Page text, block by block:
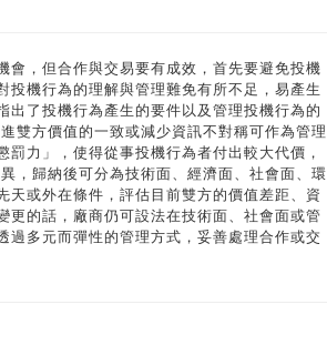
，但合作與交易要有成效，首先要避免投機
機行為的理解與管理難免有所不足，易產生
了投機行為產生的要件以及管理投機行為的
雙方價值的一致或減少資訊不對稱可作為管理
力」，使得從事投機行為者付出較大代價，
，歸納後可分為技術面、經濟面、社會面、環
或外在條件，評估目前雙方的價值差距、資
的話，廠商仍可設法在技術面、社會面或管
多元而彈性的管理方式，妥善處理合作或交